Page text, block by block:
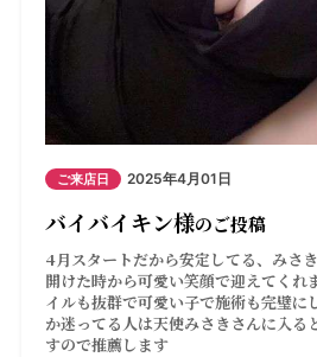
ご来店日 2025年4月01日
バイバイキン様のご投稿
4月スタートだから安定してる、みさ
開けた時から可愛い笑顔で迎えてくれ
イルも抜群で可愛い子で施術も完璧に
か迷ってる人は天使みさきさんに入る
すので推薦します